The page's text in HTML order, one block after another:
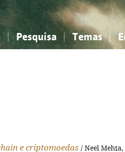
Pesquisa Temas
e criptomoedas / Neel